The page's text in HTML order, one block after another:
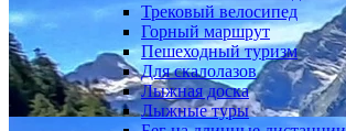
Трековый велосипед
Горный маршрут
Пешеходный туризм
Для скалолазов
Лыжная доска
Лыжные туры